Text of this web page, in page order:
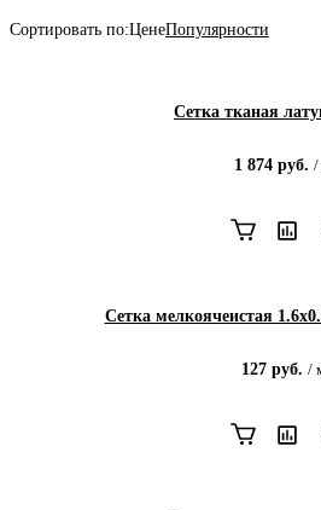
Сортировать по:ЦенеПопулярности
Сетка тканая
1 874руб. /
Сетка мелкоячеистая
127руб. /